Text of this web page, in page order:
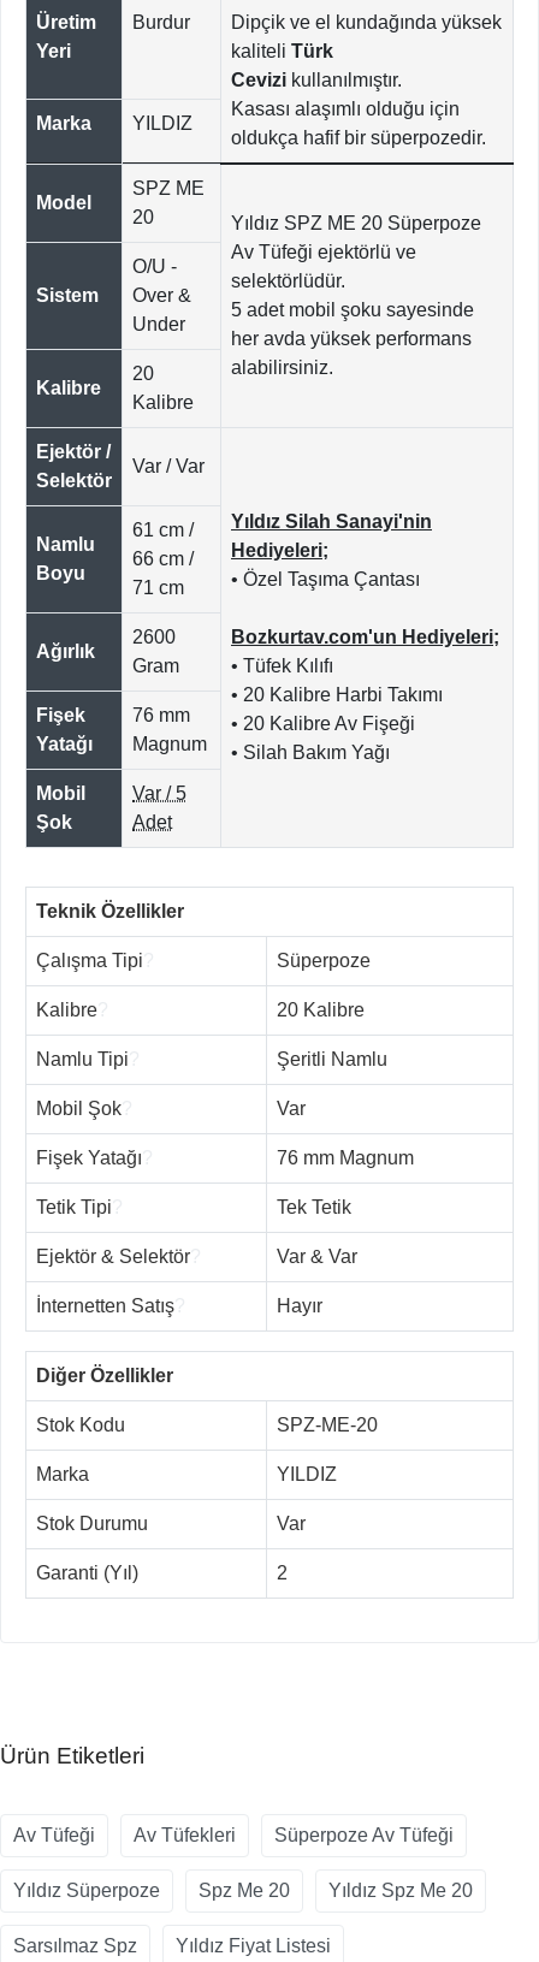
Üretim
Yeri
Burdur
Dipçik ve el kundağında yüksek
kaliteli Türk
Cevizi kullanılmıştır.
Kasası alaşımlı olduğu için
oldukça hafif bir süperpozedir.
Marka YILDIZ
Model
SPZ ME
20
Yıldız SPZ ME 20 Süperpoze
Av Tüfeği ejektörlü ve
selektörlüdür.
5 adet mobil şoku sayesinde
her avda yüksek performans
alabilirsiniz.
Sistem
O/U -
Over &
Under
Kalibre
20
Kalibre
Ejektör /
Selektör
Var / Var
Yıldız Silah Sanayi'nin
Hediyeleri;
• Özel Taşıma Çantası
Bozkurtav.com'un Hediyeleri;
• Tüfek Kılıfı
• 20 Kalibre Harbi Takımı
• 20 Kalibre Av Fişeği
• Silah Bakım Yağı
Namlu
Boyu
61 cm /
66 cm /
71 cm
Ağırlık
2600
Gram
Fişek
Yatağı
76 mm
Magnum
Mobil
Şok
Var / 5
Adet
Teknik Özellikler
Çalışma Tipi Süperpoze
Kalibre 20 Kalibre
Namlu Tipi Şeritli Namlu
Mobil Şok Var
Fişek Yatağı 76 mm Magnum
Tetik Tipi Tek Tetik
Ejektör & Selektör Var & Var
İnternetten Satış Hayır
Diğer Özellikler
Stok Kodu SPZ-ME-20
Marka YILDIZ
Stok Durumu Var
Garanti (Yıl) 2
Ürün Etiketleri
Av Tüfeği Av Tüfekleri Süperpoze Av Tüfeği
Yıldız Süperpoze Spz Me 20 Yıldız Spz Me 20
Sarsılmaz Spz Yıldız Fiyat Listesi